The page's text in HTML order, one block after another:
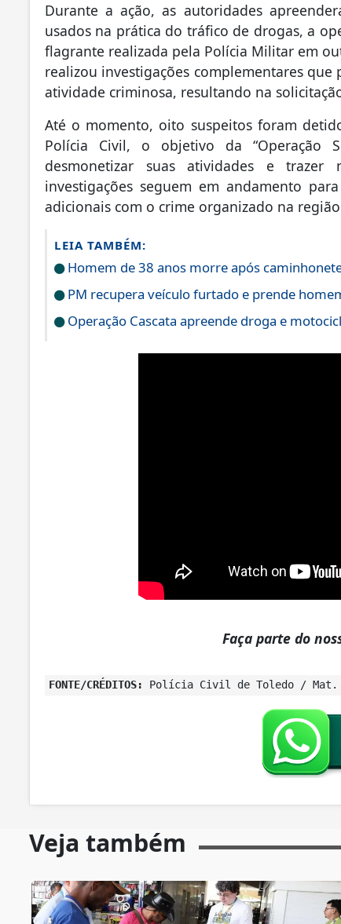
Durante a ação, as autoridades
usados ​​na prática do tráfico de drogas, a
flagrante realizada pela Polícia Militar em
realizou investigações complementares
atividade criminosa, resultando na
Até o momento, oito suspeitos foram
Polícia Civil, o objetivo da “Operação
desmonetizar suas atividades e
investigações seguem em andamento
adicionais com o crime organizado na
LEIA TAMBÉM:
Homem de 38 anos morre após
PM recupera veículo furtado e prende
Operação Cascata apreende droga e
Faça parte do
FONTE/CRÉDITOS: Polícia Civil de Toledo / Mat.
Veja também